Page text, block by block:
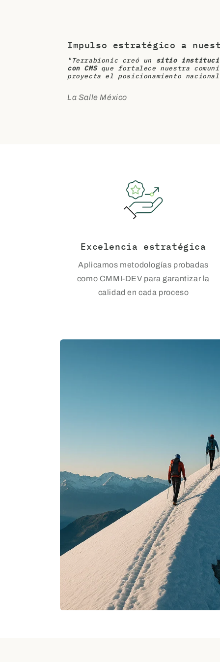
Impulso estratégico a
"Terrabionic creó un sitio
con CMS que fortalece nuestra
proyecta el posicionamiento
La Salle México
Excelencia estratégica
Aplicamos metodologías probadas
como CMMI-DEV para garantizar la
calidad en cada proceso